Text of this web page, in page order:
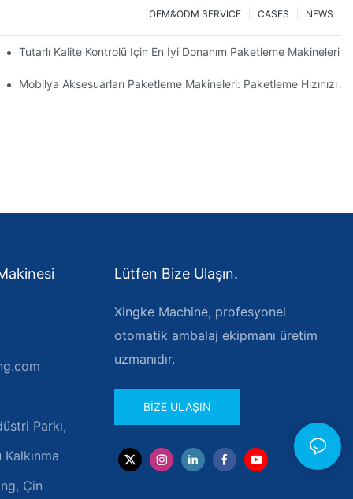
NEWS
CASES
OEM&ODM SERVICE
Tutarlı Kalite Kontrolü Için En İyi Donanım Paketleme Makineleri
Mobilya Aksesuarları Paketleme Makineleri: Paketleme Hızınızı
Parkı,
Çin
Lütfen Bize Ulaşın.
Xingke Machine, profesyonel
otomatik ambalaj ekipmanı üretim
uzmanıdır.
BIZE ULAŞIN